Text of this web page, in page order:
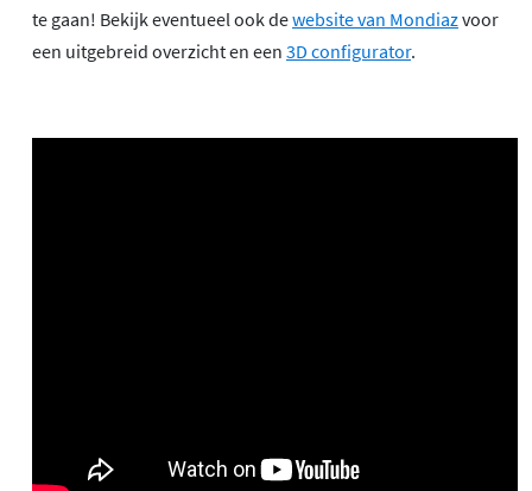
te gaan! Bekijk eventueel ook dewebsite van Mondiazvoor
een uitgebreid overzicht en een 3D configurator.